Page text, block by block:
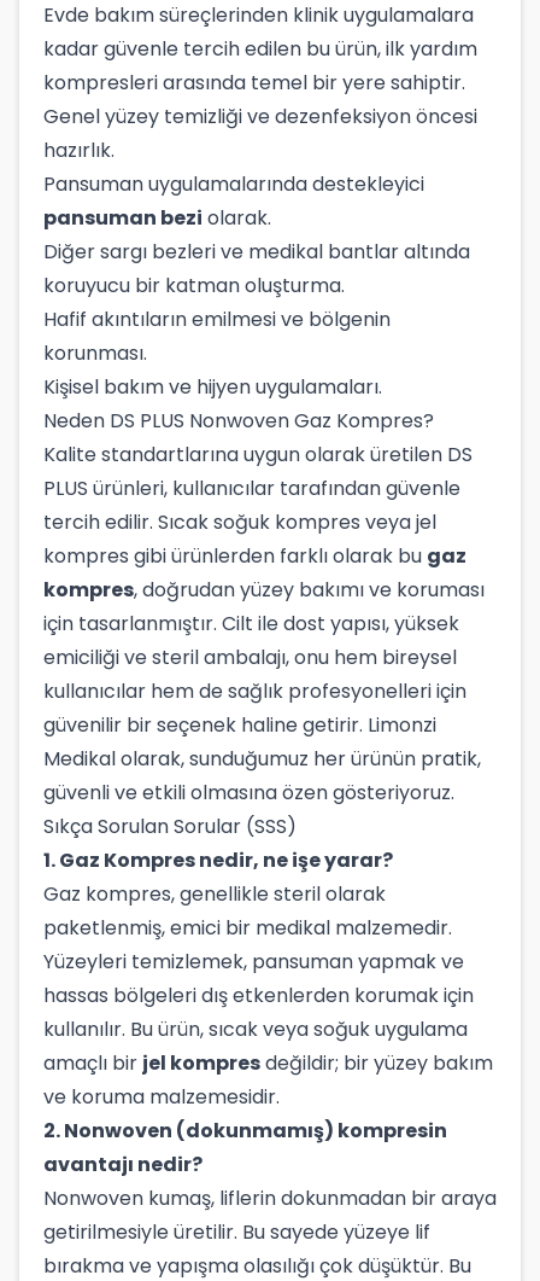
Evde bakım süreçlerinden klinik uygulamalara
kadar güvenle tercih edilen bu ürün, ilk yardım
kompresleri arasında temel bir yere sahiptir.
Genel yüzey temizliği ve dezenfeksiyon öncesi
hazırlık.
Pansuman uygulamalarında destekleyici
pansuman bezi olarak.
Diğer sargı bezleri ve medikal bantlar altında
koruyucu bir katman oluşturma.
Hafif akıntıların emilmesi ve bölgenin
korunması.
Kişisel bakım ve hijyen uygulamaları.
Neden DS PLUS Nonwoven Gaz Kompres?
Kalite standartlarına uygun olarak üretilen DS
PLUS ürünleri, kullanıcılar tarafından güvenle
tercih edilir. Sıcak soğuk kompres veya jel
kompres gibi ürünlerden farklı olarak bu gaz
kompres, doğrudan yüzey bakımı ve koruması
için tasarlanmıştır. Cilt ile dost yapısı, yüksek
emiciliği ve steril ambalajı, onu hem bireysel
kullanıcılar hem de sağlık profesyonelleri için
güvenilir bir seçenek haline getirir. Limonzi
Medikal olarak, sunduğumuz her ürünün pratik,
güvenli ve etkili olmasına özen gösteriyoruz.
Sıkça Sorulan Sorular (SSS)
1. Gaz Kompres nedir, ne işe yarar?
Gaz kompres, genellikle steril olarak
paketlenmiş, emici bir medikal malzemedir.
Yüzeyleri temizlemek, pansuman yapmak ve
hassas bölgeleri dış etkenlerden korumak için
kullanılır. Bu ürün, sıcak veya soğuk uygulama
amaçlı bir jel kompresdeğildir; bir yüzey bakım
ve koruma malzemesidir.
2. Nonwoven (dokunmamış) kompresin
avantajı nedir?
Nonwoven kumaş, liflerin dokunmadan bir araya
getirilmesiyle üretilir. Bu sayede yüzeye lif
bırakma ve yapışma olasılığı çok düşüktür. Bu